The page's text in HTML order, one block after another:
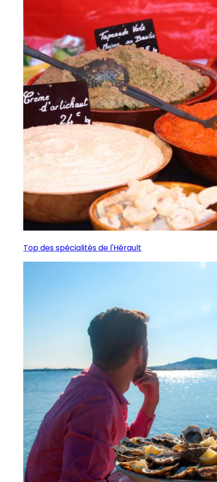
Top des spécialités de l'Hérault